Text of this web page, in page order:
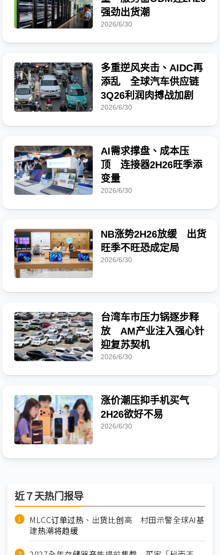
强劲出货潮
2026/6/30
多重逆风夹击、AIDC再
添乱 全球汽车供应链
3Q26利润肉搏战加剧
2026/6/30
AI需求撑盘、成本压
顶 连接器2H26旺季添
变量
2026/6/30
NB涨势2H26放缓 出货
旺季不旺恐成定局
2026/6/30
台湾车市压力锅逐步释
放 AM产业注入强心针
迎复苏契机
2026/6/30
涨价潮压抑手机买气
2H26欲好不易
2026/6/30
近７天热门报导
MLCC订单过热、出货比创高 村田示警全球AI基
建热潮将趋缓